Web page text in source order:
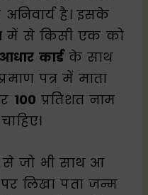
है। इसके
में से किसी एक को
कार्डके साथ
पत्र में माता
100 प्रतिशत नाम
से जो भी साथ आ
लिखा पता जन्म